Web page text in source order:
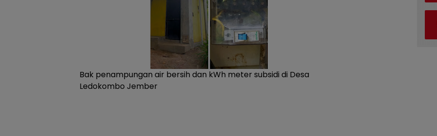
Bak penampungan air bersih dan kWh meter subsidi di Desa
Ledokombo Jember